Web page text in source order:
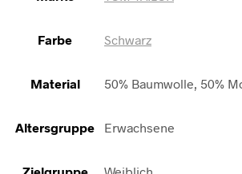
Farbe Schwarz
Material 50% Baumwolle, 50%
Altersgruppe Erwachsene